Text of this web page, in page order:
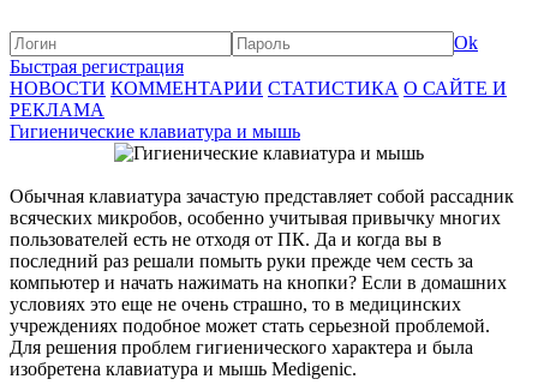
Ok
Быстрая регистрация
НОВОСТИ КОММЕНТАРИИ СТАТИСТИКА О САЙТЕ И
РЕКЛАМА
Гигиенические клавиатура и мышь
Обычная клавиатура зачастую представляет собой рассадник
всяческих микробов, особенно учитывая привычку многих
пользователей есть не отходя от ПК. Да и когда вы в
последний раз решали помыть руки прежде чем сесть за
компьютер и начать нажимать на кнопки? Если в домашних
условиях это еще не очень страшно, то в медицинских
учреждениях подобное может стать серьезной проблемой.
Для решения проблем гигиенического характера и была
изобретена клавиатура и мышь Medigenic.